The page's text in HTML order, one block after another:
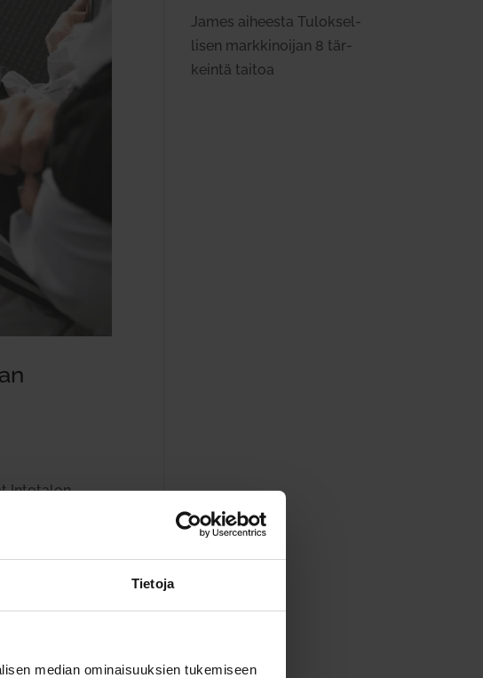
Tietoja
median ominaisuuksien tukemiseen
Intotalon
lukusi
James aiheestaTulok­sel­
lisen mark­ki­noijan 8 tär­
keintä taitoa